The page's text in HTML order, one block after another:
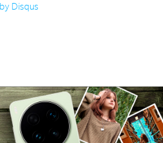
Disqus